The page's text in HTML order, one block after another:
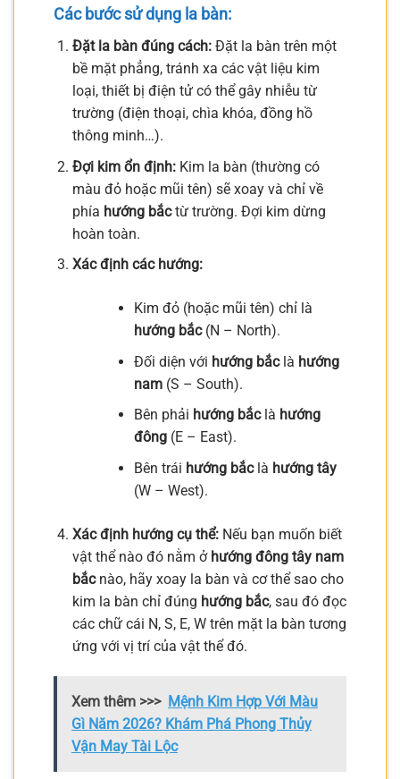
Các bước sử dụng la bàn:
Đặt la bàn đúng cách:Đặt la bàn trên một
bề mặt phẳng, tránh xa các vật liệu kim
loại, thiết bị điện tử có thể gây nhiễu từ
trường (điện thoại, chìa khóa, đồng hồ
thông minh…).
Đợi kim ổn định:Kim la bàn (thường có
màu đỏ hoặc mũi tên) sẽ xoay và chỉ về
phía hướng bắctừ trường. Đợi kim dừng
hoàn toàn.
Xác định các hướng:
Kim đỏ (hoặc mũi tên) chỉ là
hướng bắc(N – North).
Đối diện với hướng bắclà hướng
nam(S – South).
Bên phải hướng bắclà hướng
đông(E – East).
Bên trái hướng bắclà hướng tây
(W – West).
Xác định hướng cụ thể:Nếu bạn muốn biết
vật thể nào đó nằm ở hướng đông tây nam
bắcnào, hãy xoay la bàn và cơ thể sao cho
kim la bàn chỉ đúng hướng bắc, sau đó đọc
các chữ cái N, S, E, W trên mặt la bàn tương
ứng với vị trí của vật thể đó.
Xem thêm >>> Mệnh Kim Hợp Với Màu
Gì Năm 2026? Khám Phá Phong Thủy
Vận May Tài Lộc